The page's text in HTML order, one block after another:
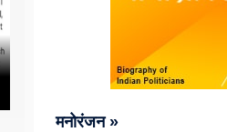
मनोरंजन »